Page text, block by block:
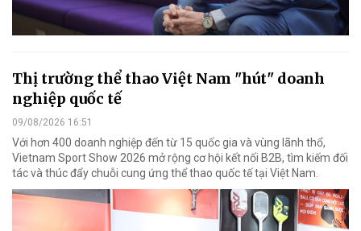
Thị trường thể thao Việt Nam "hút" doanh
nghiệp quốc tế
09/08/2026 16:51
Với hơn 400 doanh nghiệp đến từ 15 quốc gia và vùng lãnh thổ,
Vietnam Sport Show 2026 mở rộng cơ hội kết nối B2B, tìm kiếm đối
tác và thúc đẩy chuỗi cung ứng thể thao quốc tế tại Việt Nam.